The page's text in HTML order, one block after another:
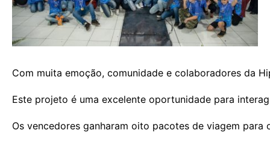
Com muita emoção, comunidade e colaboradores da
Este projeto é uma excelente oportunidade para
Os vencedores ganharam oito pacotes de viagem